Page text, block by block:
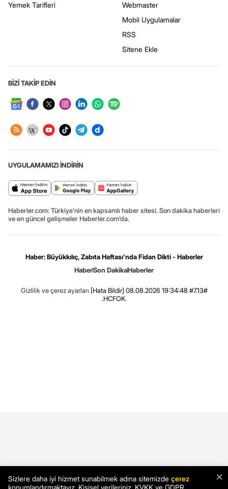
Yemek Tarifleri
Webmaster
Mobil Uygulamalar
RSS
Sitene Ekle
BİZİ TAKİP EDİN
UYGULAMAMIZI İNDİRİN
Haberler.com: Türkiye’nin en kapsamlı haber sitesi. Son dakika haberleri
ve en güncel gelişmeler Haberler.com’da.
Haber: Büyükkılıç, Zabıta Haftası'nda Fidan Dikti - Haberler
HaberSon DakikaHaberler
Gizlilik ve çerez ayarları [Hata Bildir] 08.08.2026 19:34:48 #7.13#
.HCFOK.
×
Sizlere daha iyi hizmet sunabilmek adına sitemizde çerez
konumlandırmaktayız. Kişisel verileriniz, KVKK ve GDPR